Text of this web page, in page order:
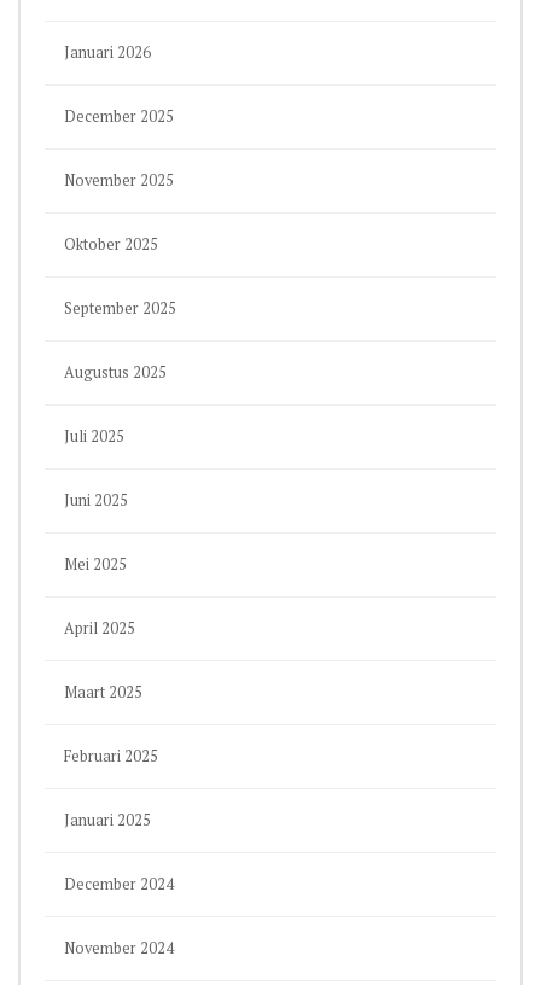
Januari 2026
December 2025
November 2025
Oktober 2025
September 2025
Augustus 2025
Juli 2025
Juni 2025
Mei 2025
April 2025
Maart 2025
Februari 2025
Januari 2025
December 2024
November 2024